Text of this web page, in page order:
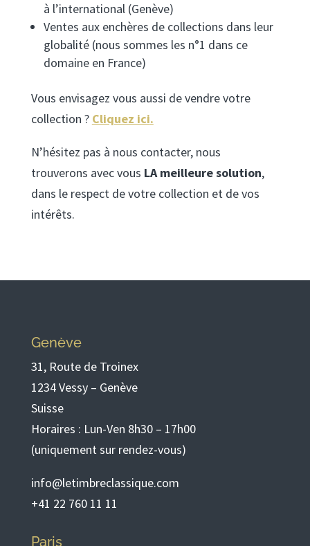
à l’international (Genève)
Ventes aux enchères de collections dans leur
globalité (nous sommes les n°1 dans ce
domaine en France)
Vous envisagez vous aussi de vendre votre
collection ? Cliquez ici.
N’hésitez pas à nous contacter, nous
trouverons avec vous LA meilleure solution,
dans le respect de votre collection et de vos
intérêts.
Genève
31, Route de Troinex
1234 Vessy – Genève
Suisse
Horaires : Lun-Ven 8h30 – 17h00
(uniquement sur rendez-vous)
info@letimbreclassique.com
+41 22 760 11 11
Paris